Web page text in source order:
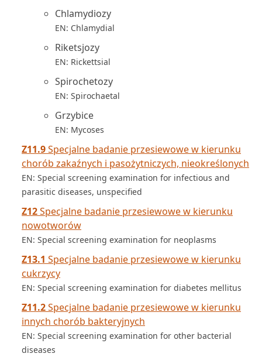
Chlamydiozy
EN: Chlamydial
Riketsjozy
EN: Rickettsial
Spirochetozy
EN: Spirochaetal
Grzybice
EN: Mycoses
Z11.9Specjalne badanie przesiewowe w kierunku
chorób zakaźnych i pasożytniczych, nieokreślonych
EN: Special screening examination for infectious and
parasitic diseases, unspecified
Z12Specjalne badanie przesiewowe w kierunku
nowotworów
EN: Special screening examination for neoplasms
Z13.1 Specjalne badanie przesiewowe w kierunku
cukrzycy
EN: Special screening examination for diabetes mellitus
Z11.2Specjalne badanie przesiewowe w kierunku
innych chorób bakteryjnych
EN: Special screening examination for other bacterial
diseases